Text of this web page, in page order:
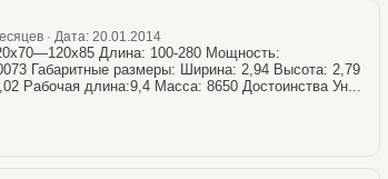
· Дата: 20.01.2014
Длина: 100-280 Мощность:
Габаритные размеры: Ширина: 2,94 Высота: 2,79
Рабочая длина:9,4 Масса: 8650 Достоинства Ун...